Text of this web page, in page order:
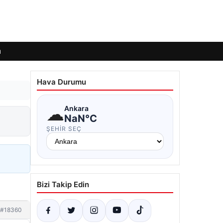
#18360
Hava Durumu
☁Ankara
NaN°C
ŞEHIR SEÇ
Bizi Takip Edin